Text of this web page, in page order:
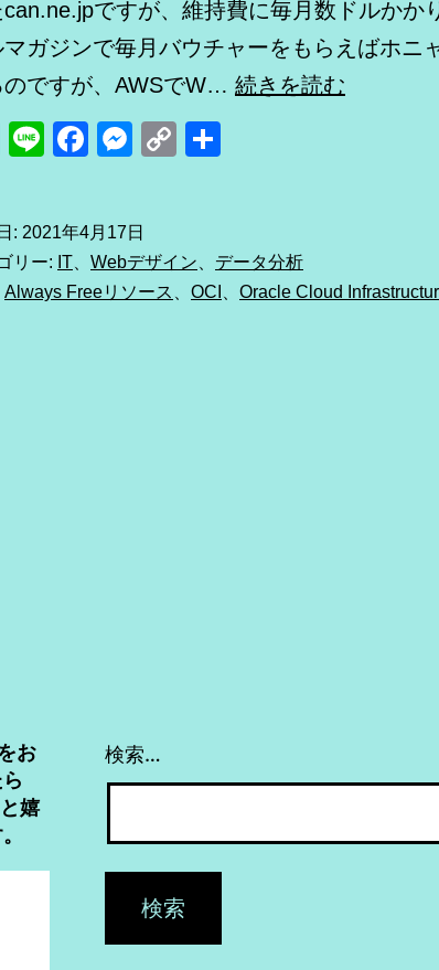
can.ne.jpですが、維持費に毎月数ドルかか
マガジンで毎月バウチャーをもらえばホニ
のですが、AWSでW… 続きを読む
な
Twitter
LineFacebook
Messenger
Copy
: 2021年4月17日
リー: IT、 Webデザイン、 データ分析
Always Freeリソース 、 OCI 、 Oracle Cloud
お
嬉
検索…